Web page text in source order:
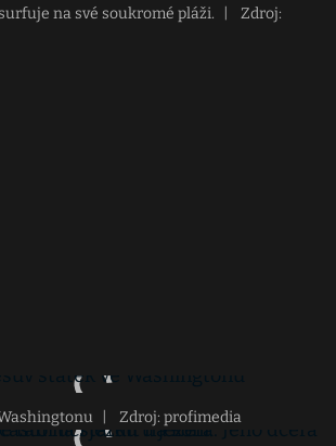
na své soukromé pláži.
Zdroj:
Zdroj: profimedia